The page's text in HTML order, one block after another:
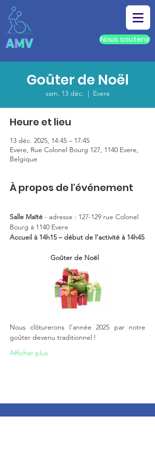
Nous soutenir
Goûter de Noël
sam. 13 déc.
  |
Evere
Heure et lieu
13 déc. 2025, 14:45 – 17:45
Evere, Rue Colonel Bourg 127, 1140 Evere,
Belgique
À propos de l'événement
Salle Maïté - adresse : 127-129 rue Colonel
Bourg à 1140 Evere
Accueil à 14h15 – début de l’activité à 14h45
Goûter de Noël
Nous clôturerons l’année 2025 par notre
goûter devenu traditionnel !
Afficher plus